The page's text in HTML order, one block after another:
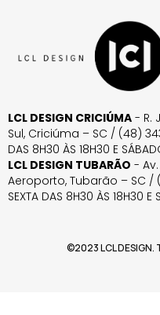
LCL DESIGN CRICIÚMA - R.
Sul, Criciúma – SC / (48)
DAS 8H30 ÀS 18H30 E
LCL DESIGN TUBARÃO -
Aeroporto, Tubarão – SC /
SEXTA DAS 8H30 ÀS 18H30
©2023 LCL